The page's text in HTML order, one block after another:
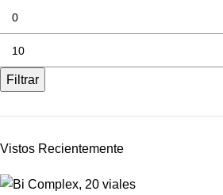
Filtrar
Vistos Recientemente